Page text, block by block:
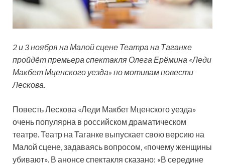
2 и 3 ноября на Малой сцене Театра на Таганке
пройдёт премьера спектакля Олега Ерёмина «Леди
Макбет Мценского уезда» по мотивам повести
Лескова.
Повесть Лескова «Леди Макбет Мценского уезда»
очень популярна в российском драматическом
театре. Театр на Таганке выпускает свою версию на
Малой сцене, задаваясь вопросом, «почему женщины
убивают». В анонсе спектакля сказано: «В середине